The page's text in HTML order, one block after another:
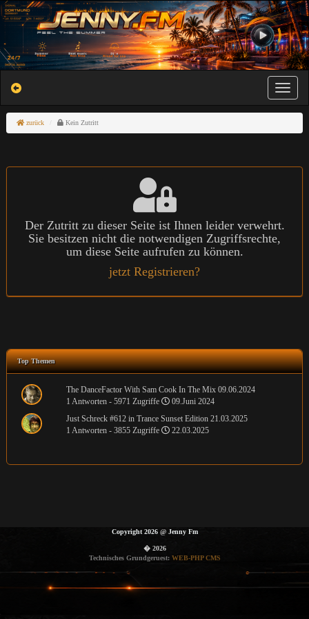
Toggle
zurück Kein Zutritt
Der Zutritt zu dieser Seite ist Ihnen leider verwehrt.
Sie besitzen nicht die notwendigen Zugriffsrechte,
um diese Seite aufrufen zu können.
jetzt Registrieren?
Top Themen
The DanceFactor With Sam Cook In The Mix 09.06.2024
1 Antworten - 5971 Zugriffe
09.Juni 2024
Just Schreck #612 in Trance Sunset Edition 21.03.2025
1 Antworten - 3855 Zugriffe
22.03.2025
Copyright 2026@ Jenny Fm
� 2026
Technisches Grundgeruest: WEB-PHP CMS